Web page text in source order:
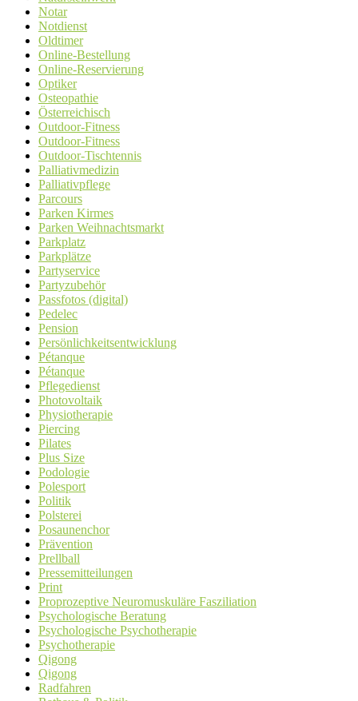
Notar
Notdienst
Oldtimer
Online-Bestellung
Online-Reservierung
Optiker
Osteopathie
Österreichisch
Outdoor-Fitness
Outdoor-Fitness
Outdoor-Tischtennis
Palliativmedizin
Palliativpflege
Parcours
Parken Kirmes
Parken Weihnachtsmarkt
Parkplatz
Parkplätze
Partyservice
Partyzubehör
Passfotos (digital)
Pedelec
Pension
Persönlichkeitsentwicklung
Pétanque
Pétanque
Pflegedienst
Photovoltaik
Physiotherapie
Piercing
Pilates
Plus Size
Podologie
Polesport
Politik
Polsterei
Posaunenchor
Prävention
Prellball
Pressemitteilungen
Print
Proprozeptive Neuromuskuläre Fasziliation
Psychologische Beratung
Psychologische Psychotherapie
Psychotherapie
Qigong
Qigong
Radfahren